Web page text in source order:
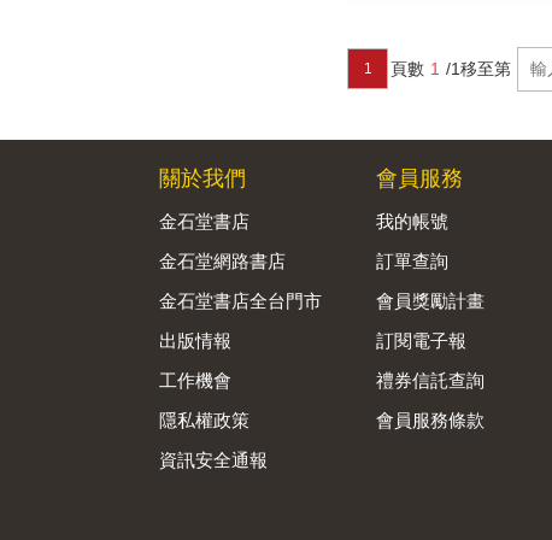
1 頁數 1 /1移至第
關於我們
金石堂書店
金石堂網路書店
金石堂書店全台門市
出版情報
工作機會
隱私權政策
資訊安全通報
會員服務
我的帳號
訂單查詢
會員獎勵計畫
訂閱電子報
禮券信託查詢
會員服務條款